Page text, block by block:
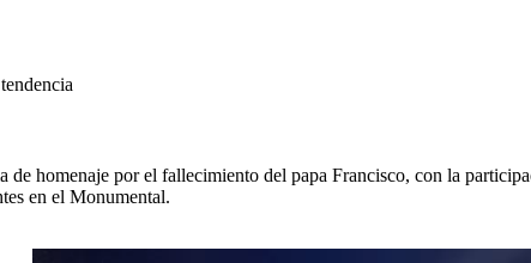
de homenaje por el fallecimiento del papa Francisco, con la
en el Monumental.